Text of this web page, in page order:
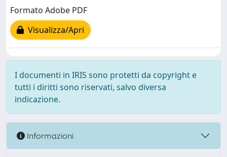
Formato Adobe PDF
Visualizza/Apri
I documenti in IRIS sono protetti da copyright e
tutti i diritti sono riservati, salvo diversa
indicazione.
Informazioni